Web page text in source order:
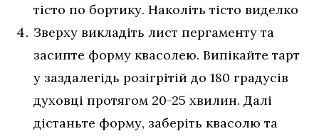
тісто по бортику. Наколіть тісто виделко
Зверху викладіть лист пергаменту та
засипте форму квасолею. Випікайте тарт
у заздалегідь розігрітій до 180 градусів
духовці протягом 20-25 хвилин. Далі
дістаньте форму, заберіть квасолю та